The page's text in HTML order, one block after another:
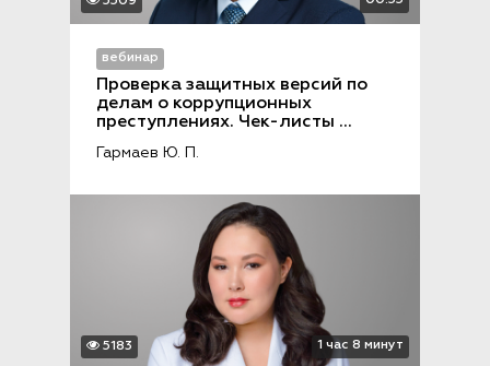
вебинар
Проверка защитных версий по
делам о коррупционных
преступлениях. Чек-листы
Гармаев Ю. П.
5183 1 час 8 минут